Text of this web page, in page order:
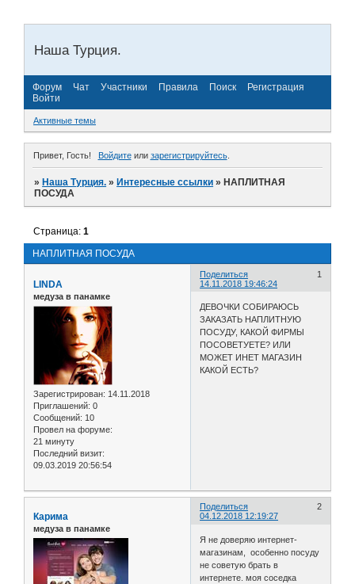
Наша Турция.
Форум Чат Участники Правила Поиск
Регистрация
Войти
Активные темы
Привет, Гость! Войдитеили зарегистрируйтесь.
»Наша Турция. »Интересные ссылки »НАПЛИТНАЯ
ПОСУДА
НАПЛИТНАЯ ПОСУДА
Страница:1
Поделиться
1
14.11.2018 19:46:24
LINDA
медуза в панамке
Зарегистрирован: 14.11.2018
Приглашений: 0
Сообщений: 10
Провел на форуме:
21 минуту
Последний визит:
09.03.2019 20:56:54
ДЕВОЧКИ СОБИРАЮСЬ
ЗАКАЗАТЬ НАПЛИТНУЮ
ПОСУДУ, КАКОЙ ФИРМЫ
ПОСОВЕТУЕТЕ? ИЛИ
МОЖЕТ ИНЕТ МАГАЗИН
КАКОЙ ЕСТЬ?
Поделиться
2
04.12.2018 12:19:27
Карима
медуза в панамке
Я не доверяю интернет-
магазинам, особенно посуду
не советую брать в
интернете. моя соседка